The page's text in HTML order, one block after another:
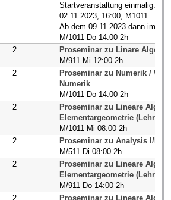
Startveranstaltung einmalig:
02.11.2023, 16:00, M1011
Ab dem 09.11.2023 dann immer:
M/1011 Do 14:00 2h
2
Proseminar zu Linare
M/911 Mi 12:00 2h
2
Proseminar zu Numerik /
Numerik
M/1011 Do 14:00 2h
2
Proseminar zu Lineare
Elementargeometrie (Lehramt)
M/1011 Mi 08:00 2h
2
Proseminar zu Analysis I/II
M/511 Di 08:00 2h
2
Proseminar zu Lineare
Elementargeometrie (Lehramt)
M/911 Do 14:00 2h
2
Proseminar zu Lineare